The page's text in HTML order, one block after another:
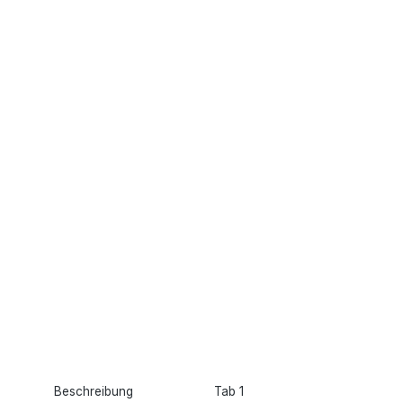
Beschreibung Tab 1